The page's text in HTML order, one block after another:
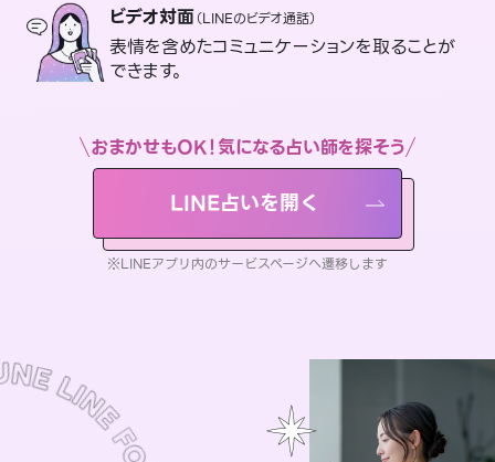
ビデオ対面（LINEのビデオ通話）
表情を含めたコミュニケーションを取ることが
できます。
おまかせもOK！気になる占い師を探そう
LINE占いを開く
※LINEアプリ内のサービスページへ遷移します